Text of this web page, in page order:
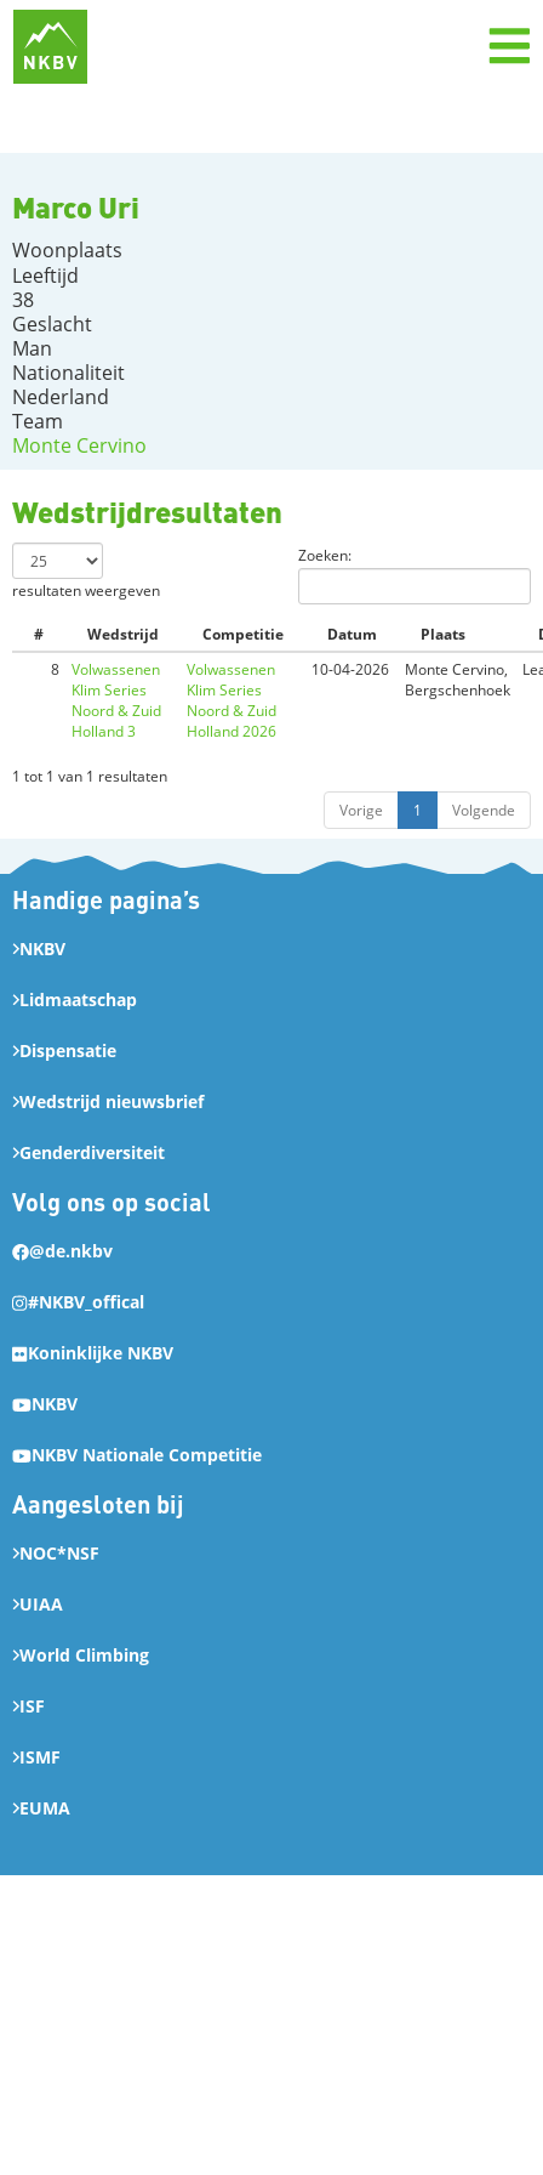
Marco Uri
Woonplaats
Leeftijd
38
Geslacht
Man
Nationaliteit
Nederland
Team
Monte Cervino
Wedstrijdresultaten
resultaten weergeven
Zoeken:
# Wedstrijd Competitie Datum Plaats
8 Volwassenen
Klim Series
Noord & Zuid
Holland 3
Volwassenen
Klim Series
Noord & Zuid
Holland 2026
10-04-2026
Monte Cervino,
Bergschenhoek​
1 tot 1 van 1 resultaten
Vorige
1 Volgende
Handige pagina’s
NKBV
Lidmaatschap
Dispensatie
Wedstrijd nieuwsbrief
Genderdiversiteit
Volg ons op social
@de.nkbv
#NKBV_offical
Koninklijke NKBV
NKBV
NKBV Nationale Competitie
Aangesloten bij
NOC*NSF
UIAA
World Climbing
ISF
ISMF
EUMA